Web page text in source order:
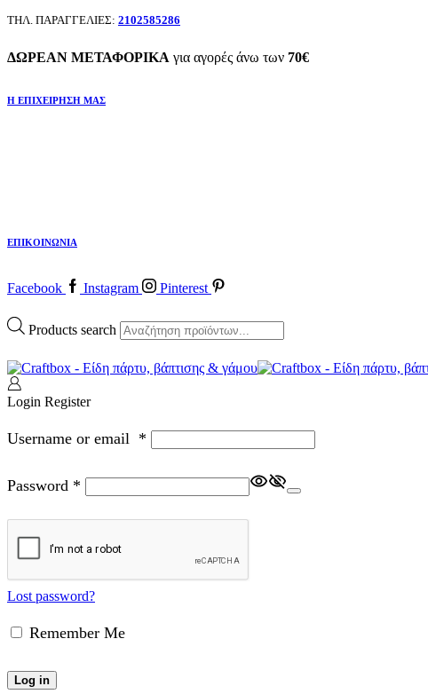
ΤΗΛ. ΠΑΡΑΓΓΕΛΙΕΣ: 2102585286
ΔΩΡΕΑΝ ΜΕΤΑΦΟΡΙΚΑ για αγορές άνω των 70€
Η ΕΠΙΧΕΙΡΗΣΗ ΜΑΣ
ΕΠΙΚΟΙΝΩΝΙΑ
Facebook Instagram Pinterest
Products search
Login Register
Username or email *
Password *
Lost password?
Remember Me
Log in